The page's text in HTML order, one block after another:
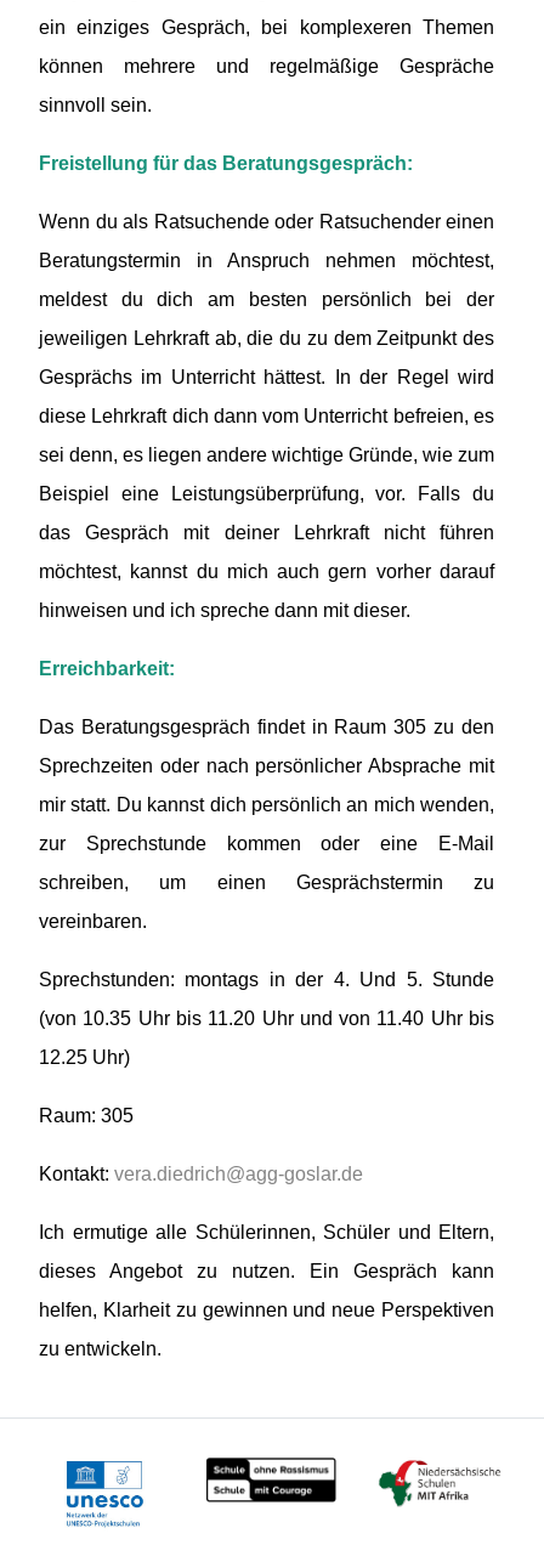
ein einziges Gespräch, bei komplexeren Themen
können mehrere und regelmäßige Gespräche
sinnvoll sein.
Freistellung für das Beratungsgespräch:
Wenn du als Ratsuchende oder Ratsuchender einen
Beratungstermin in Anspruch nehmen möchtest,
meldest du dich am besten persönlich bei der
jeweiligen Lehrkraft ab, die du zu dem Zeitpunkt des
Gesprächs im Unterricht hättest. In der Regel wird
diese Lehrkraft dich dann vom Unterricht befreien, es
sei denn, es liegen andere wichtige Gründe, wie zum
Beispiel eine Leistungsüberprüfung, vor. Falls du
das Gespräch mit deiner Lehrkraft nicht führen
möchtest, kannst du mich auch gern vorher darauf
hinweisen und ich spreche dann mit dieser.
Erreichbarkeit:
Das Beratungsgespräch findet in Raum 305 zu den
Sprechzeiten oder nach persönlicher Absprache mit
mir statt. Du kannst dich persönlich an mich wenden,
zur Sprechstunde kommen oder eine E-Mail
schreiben, um einen Gesprächstermin zu
vereinbaren.
Sprechstunden: montags in der 4. Und 5. Stunde
(von 10.35 Uhr bis 11.20 Uhr und von 11.40 Uhr bis
12.25 Uhr)
Raum: 305
Kontakt: vera.diedrich@agg-goslar.de
Ich ermutige alle Schülerinnen, Schüler und Eltern,
dieses Angebot zu nutzen. Ein Gespräch kann
helfen, Klarheit zu gewinnen und neue Perspektiven
zu entwickeln.